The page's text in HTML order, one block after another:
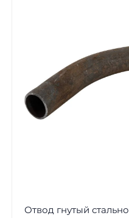
Отвод гнутый